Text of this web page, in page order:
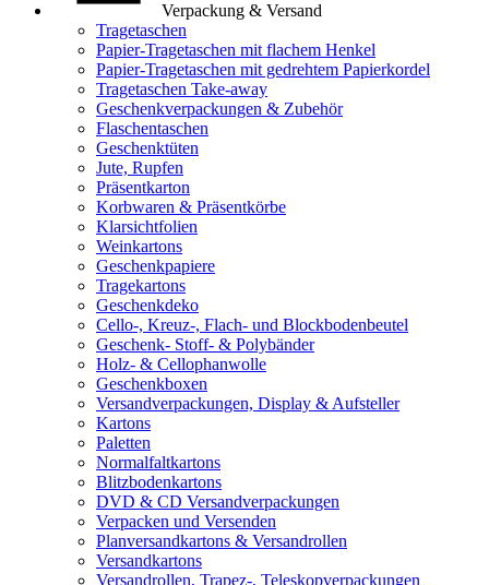
Verpackung & Versand
Tragetaschen
Papier-Tragetaschen mit flachem Henkel
Papier-Tragetaschen mit gedrehtem Papierkordel
Tragetaschen Take-away
Geschenkverpackungen & Zubehör
Flaschentaschen
Geschenktüten
Jute, Rupfen
Präsentkarton
Korbwaren & Präsentkörbe
Klarsichtfolien
Weinkartons
Geschenkpapiere
Tragekartons
Geschenkdeko
Cello-, Kreuz-, Flach- und Blockbodenbeutel
Geschenk- Stoff- & Polybänder
Holz- & Cellophanwolle
Geschenkboxen
Versandverpackungen, Display & Aufsteller
Kartons
Paletten
Normalfaltkartons
Blitzbodenkartons
DVD & CD Versandverpackungen
Verpacken und Versenden
Planversandkartons & Versandrollen
Versandkartons
Versandrollen, Trapez-, Teleskopverpackungen